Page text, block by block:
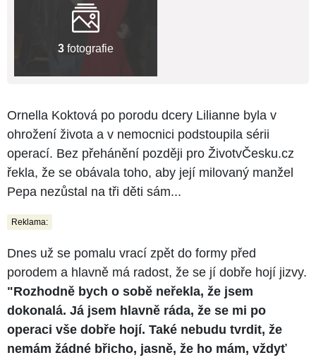
3 fotografie
Ornella Koktová po porodu dcery Lilianne byla v
ohrožení života a v nemocnici podstoupila sérii
operací. Bez přehánění později pro ŽivotvČesku.cz
řekla, že se obávala toho, aby její milovaný manžel
Pepa nezůstal na tři děti sám...
Reklama:
Dnes už se pomalu vrací zpět do formy před
porodem a hlavně má radost, že se jí dobře hojí jizvy.
"Rozhodně bych o sobě neřekla, že jsem
dokonalá. Já jsem hlavně ráda, že se mi po
operaci vše dobře hojí. Také nebudu tvrdit, že
nemám žádné břicho, jasně, že ho mám, vždyť